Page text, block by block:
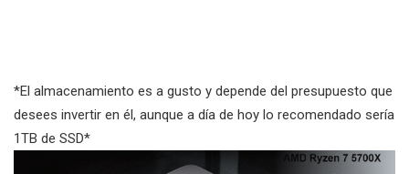
*El almacenamiento es a gusto y depende del presupuesto que
desees invertir en él, aunque a día de hoy lo recomendado sería
1TB de SSD*